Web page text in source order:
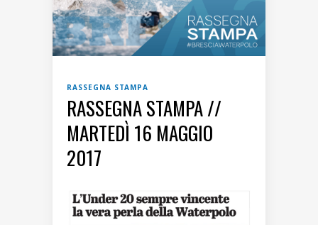
RASSEGNA STAMPA
RASSEGNA STAMPA //
MARTEDÌ 16 MAGGIO
2017